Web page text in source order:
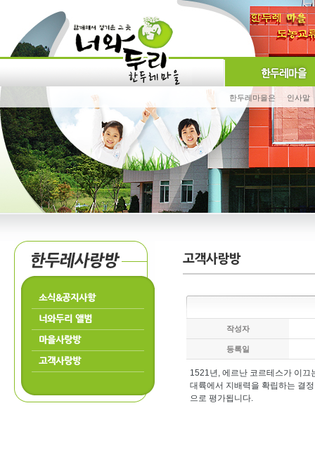
한두레마을은 인사말
소식&공지사항
너와두리 앨범
마을사랑방
고객사랑방
작성자
등록일
1521년, 에르난 코르테스가 이끄
대륙에서 지배력을 확립하는 결
으로 평가됩니다.